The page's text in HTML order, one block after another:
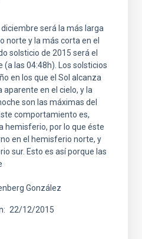
diciembre será la más larga
norte y la más corta en el
solsticio de 2015 será el
las 04:48h). Los solsticios
en los que el Sol alcanza
en el cielo, y la
son las máximas del
comportamiento es,
hemisferio, por lo que éste
en el hemisferio norte, y
sur. Esto es así porque las
González
22/12/2015